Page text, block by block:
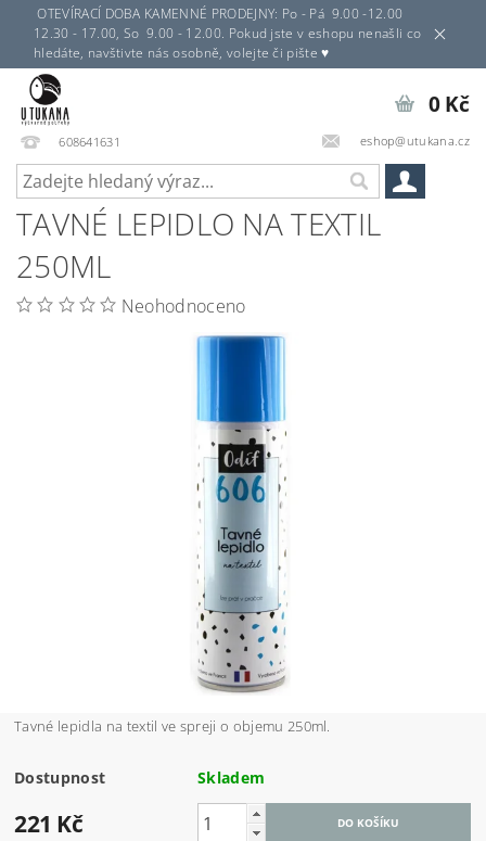
OTEVÍRACÍ DOBA KAMENNÉ PRODEJNY: Po - Pá 9.00 -12.00
12.30 - 17.00, So 9.00 - 12.00. Pokud jste v eshopu nenašli co
hledáte, navštivte nás osobně, volejte či pište ♥
608641631 eshop@utukana.cz
0 Kč
TAVNÉ LEPIDLO NA TEXTIL
250ML
Neohodnoceno
Tavné lepidla na textil ve spreji o objemu 250ml.
Dostupnost Skladem
221 Kč